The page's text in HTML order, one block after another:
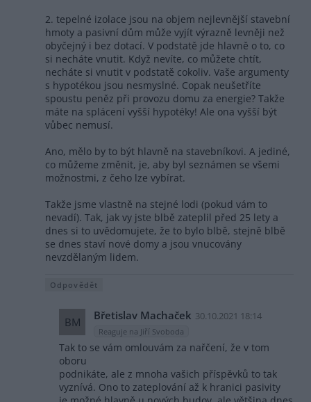
2. tepelné izolace jsou na objem nejlevnější stavební
hmoty a pasivní dům může vyjít výrazně levněji než
obyčejný i bez dotací. V podstatě jde hlavně o to, co
si necháte vnutit. Když nevíte, co můžete chtít,
necháte si vnutit v podstatě cokoliv. Vaše argumenty
s hypotékou jsou nesmyslné. Copak neušetříte
spoustu peněz při provozu domu za energie? Takže
máte na splácení vyšší hypotéky! Ale ona vyšší být
vůbec nemusí.
Ano, mělo by to být hlavně na stavebníkovi. A jediné,
co můžeme změnit, je, aby byl seznámen se všemi
možnostmi, z čeho lze vybírat.
Takže jsme vlastně na stejné lodi (pokud vám to
nevadí). Tak, jak vy jste blbě zateplil před 25 lety a
dnes si to uvědomujete, že to bylo blbě, stejně blbě
se dnes staví nové domy a jsou vnucovány
nevzdělaným lidem.
Odpovědět
BM Břetislav Machaček 30.10.2021 18:14
Reaguje na Jiří Svoboda
Tak to se vám omlouvám za nařčení, že v tom
oboru
podnikáte, ale z mnoha vašich příspěvků to tak
vyznívá. Ono to zateplování až k hranici pasivity